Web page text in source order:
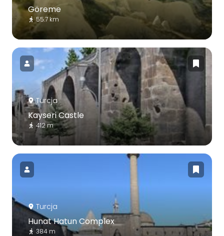
Göreme
55.7 km
Turcja
Kayseri Castle
412 m
Turcja
Hunat Hatun Complex
384 m